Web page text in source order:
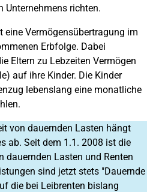
Unternehmens richten.
Vermögensübertragung im
Erbfolge. Dabei
Eltern zu Lebzeiten Vermögen
auf ihre Kinder. Die Kinder
lebenslang eine monatliche
von dauernden Lasten hängt
ab. Seit dem 1.1. 2008 ist die
dauernden Lasten und Renten
sind jetzt stets "Dauernde
die bei Leibrenten bislang